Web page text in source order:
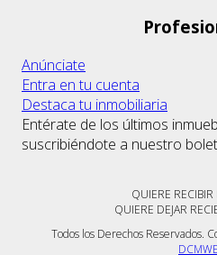
Anúnciate
Entra en tu cuenta
Destaca tu inmobiliaria
Entérate de los últimos
suscribiéndote a nuestro
QUIERE
QUIERE DEJAR
Todos los Derechos Reservados.